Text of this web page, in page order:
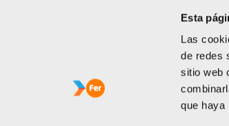
Esta
Las
de redes
sitio web
que haya